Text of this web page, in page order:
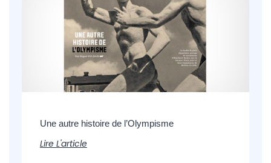
Une autre histoire de l’Olympisme
Lire L'article